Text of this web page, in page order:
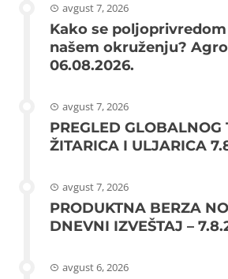
avgust 7, 2026
Kako se
našem okruženju?
06.08.2026.
avgust 7, 2026
PREGLED GLOBALNOG
ŽITARICA I ULJARICA
avgust 7, 2026
PRODUKTNA BERZA
DNEVNI IZVEŠTAJ –
avgust 6, 2026